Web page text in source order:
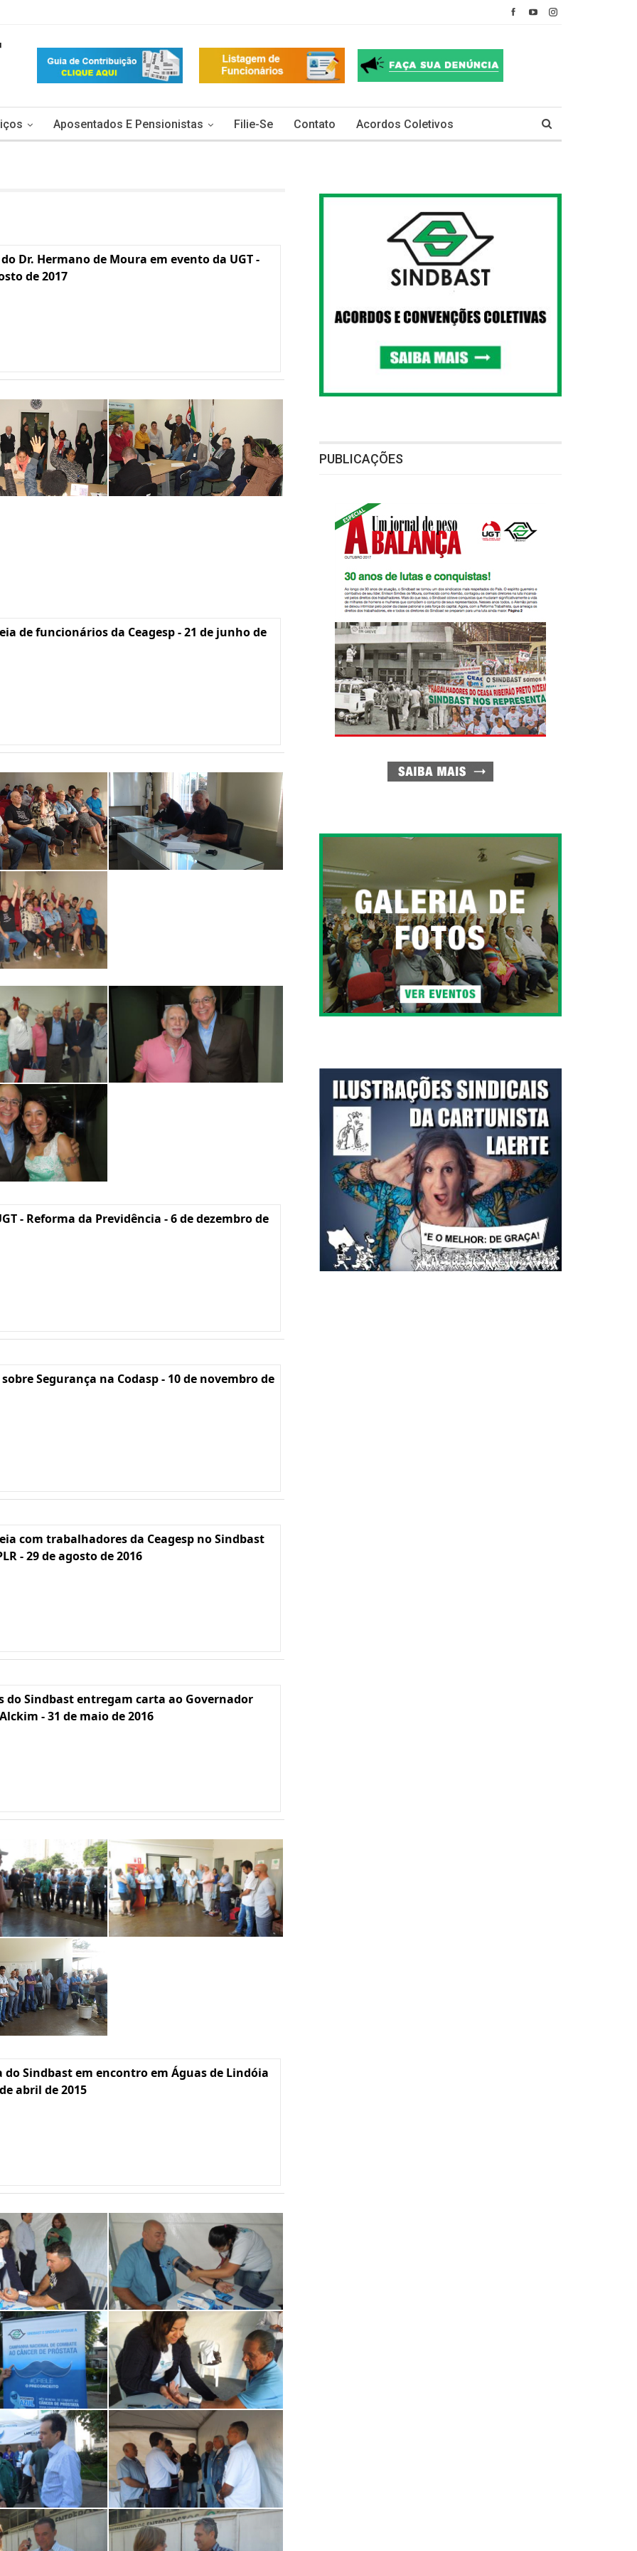
Aposentados E Pensionistas Filie-Se Contato Acordos Coletivos
Dr. Hermano de Moura em evento da UGT -
de 2017
de funcionários da Ceagesp - 21 de junho de
- Reforma da Previdência - 6 de dezembro de
Segurança na Codasp - 10 de novembro de
com trabalhadores da Ceagesp no Sindbast
- 29 de agosto de 2016
do Sindbast entregam carta ao Governador
- 31 de maio de 2016
Sindbast em encontro em Águas de Lindóia
abril de 2015
PUBLICAÇÕES